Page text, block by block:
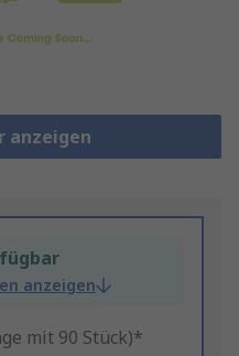
anzeigen
anzeigen
mit 90 Stück)*